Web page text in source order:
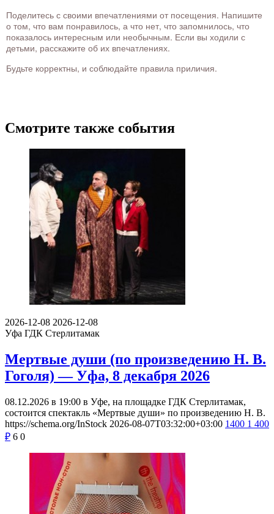
Поделитесь с своими впечатлениями от посещения. Напишите
о том, что вам понравилось, а что нет, что запомнилось, что
показалось интересным или необычным. Если вы ходили с
детьми, расскажите об их впечатлениях.
Будьте корректны, и соблюдайте правила приличия.
Смотрите также события
2026-12-08 2026-12-08
Уфа ГДК Стерлитамак
Мертвые души (по произведению Н. В.
Гоголя) — Уфа, 8 декабря 2026
08.12.2026 в 19:00 в Уфе, на площадке ГДК Стерлитамак,
состоится спектакль «Мертвые души» по произведению Н. В.
https://schema.org/InStock 2026-08-07T03:32:00+03:00 1400 1 400
₽ 6 0